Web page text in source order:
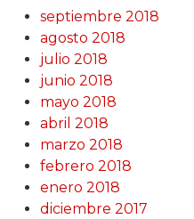
septiembre 2018
agosto 2018
julio 2018
junio 2018
mayo 2018
abril 2018
marzo 2018
febrero 2018
enero 2018
diciembre 2017